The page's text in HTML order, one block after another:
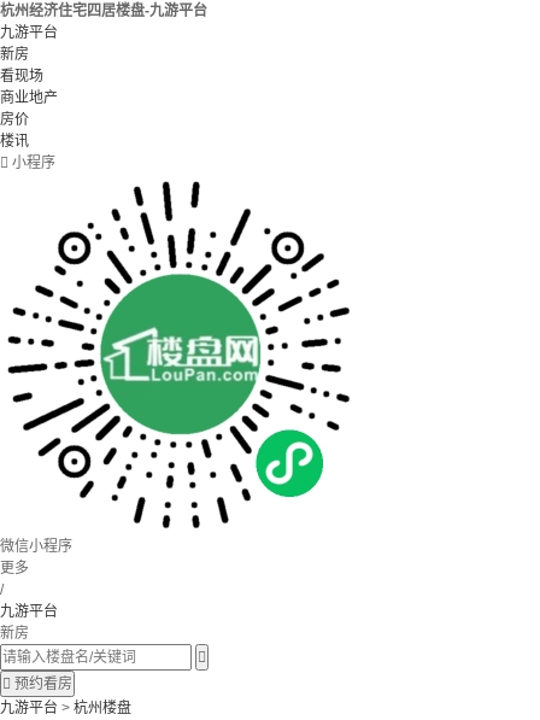
杭州经济住宅四居楼盘-九游平台
九游平台
新房
看现场
商业地产
房价
楼讯
 小程序
微信小程序
更多
/
九游平台
新房

 预约看房
九游平台 > 杭州楼盘